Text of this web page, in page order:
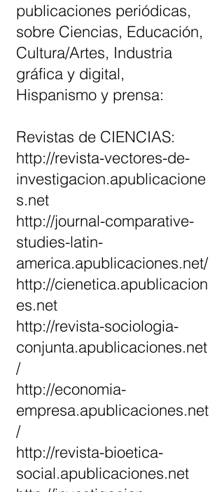
publicaciones periódicas,
sobre Ciencias, Educación,
Cultura/Artes, Industria
gráfica y digital,
Hispanismo y prensa:
Revistas de CIENCIAS:
http://revista-vectores-de-
investigacion.apublicacione
s.net
http://journal-comparative-
studies-latin-
america.apublicaciones.net/
http://cienetica.apublicacion
es.net
http://revista-sociologia-
conjunta.apublicaciones.net
/
http://economia-
empresa.apublicaciones.net
/
http://revista-bioetica-
social.apublicaciones.net